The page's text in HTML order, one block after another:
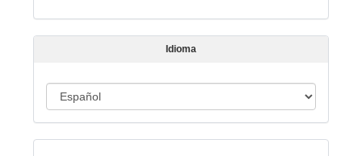
r
t
Idioma
d